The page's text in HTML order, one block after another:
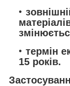
термін
15 років.